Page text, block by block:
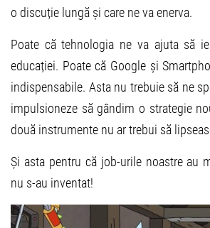
o discuție lungă și care ne va enerva.
Poate că tehnologia ne va ajuta să
educației. Poate că Google și
indispensabile. Asta nu trebuie să ne
impulsioneze să gândim o strategie
două instrumente nu ar trebui să
Și asta pentru că job-urile noastre au
nu s-au inventat!